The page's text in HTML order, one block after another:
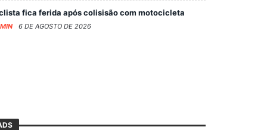
fica ferida após colisisão com motocicleta
6 DE AGOSTO DE 2026